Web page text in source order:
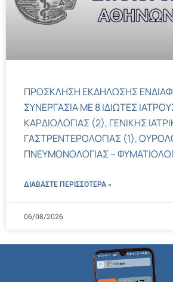
ΠΡΟΣΚΛΗΣΗ ΕΚΔΗΛΩΣΗΣ
ΣΥΝΕΡΓΑΣΙΑ ΜΕ 8 ΙΔΙΩΤΕΣ
ΚΑΡΔΙΟΛΟΓΙΑΣ (2), ΓΕΝΙΚΗΣ
ΓΑΣΤΡΕΝΤΕΡΟΛΟΓΙΑΣ (1),
ΠΝΕΥΜΟΝΟΛΟΓΙΑΣ –
ΔΙΑΒΑΣΤΕ ΠΕΡΙΣΣΌΤΕΡΑ »
06/08/2026